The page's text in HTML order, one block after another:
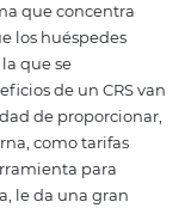
por ser
necesitan
prácticas más
de Reversas o
sistema que
que los